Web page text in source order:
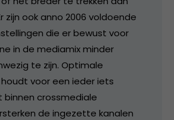
zijn ook anno 2006 voldoende
die er bewust voor
in de mediamix minder
te zijn. Optimale
voor een ieder iets
binnen crossmediale
de ingezette kanalen